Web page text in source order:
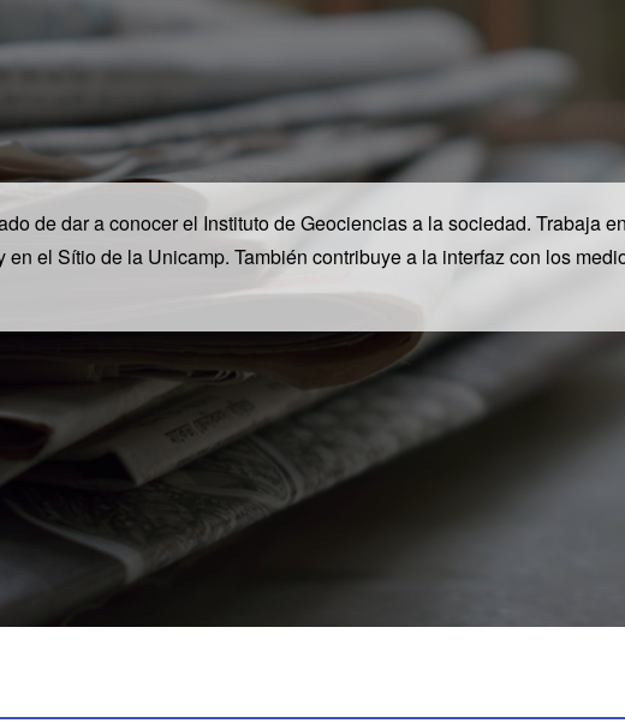
de dar a conocer el Instituto de Geociencias a la sociedad. Trabaja
el Sítio de la Unicamp. También contribuye a la interfaz con los